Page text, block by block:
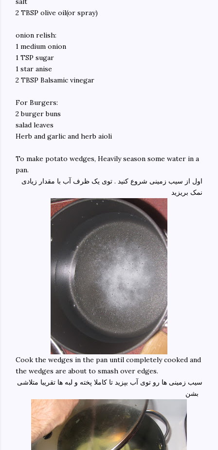
2 TBSP olive oil(or spray)
onion relish:
1 medium onion
1 TSP sugar
1 star anise
2 TBSP Balsamic vinegar
For Burgers:
2 burger buns
salad leaves
Herb and garlic and herb aioli
To make potato wedges, Heavily season some water in a
pan.
اول از سیب زمینی شروع کنید . توی یک ظرف آب با مقدار زیادی
نمک بریزید
Cook the wedges in the pan until completely cooked and
the wedges are about to smash over edges.
سیب زمینی ها رو توی آب بپزید تا کاملا پخته و لبه ها تقریبا متلاشی